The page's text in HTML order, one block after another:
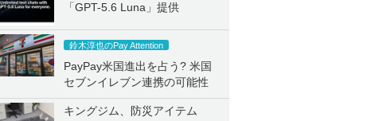
「GPT-5.6 Luna」提供
鈴木淳也のPay Attention
PayPay米国進出を占う? 米国
セブンイレブン連携の可能性
キングジム、防災アイテム